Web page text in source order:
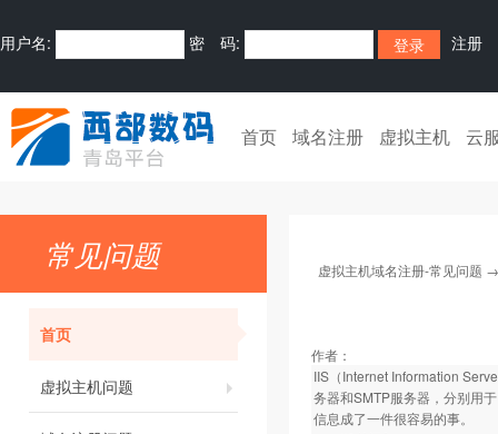
用户名: 密 码: 注册
首页 域名注册 虚拟主机 云
常见问题
首页
虚拟主机问题
虚拟主机域名注册-常见问题
作者：
IIS（Internet Information
务器和SMTP服务器，分别用
信息成了一件很容易的事。